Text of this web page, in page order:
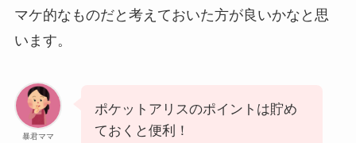
マケ的なものだと考えておいた方が良いかなと思
います。
暴君ママ
ポケットアリスのポイントは貯め
ておくと便利！